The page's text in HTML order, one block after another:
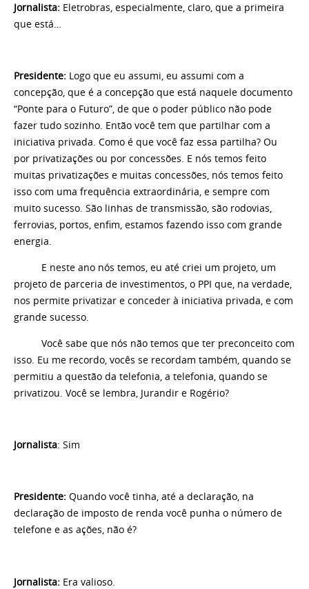
Jornalista: Eletrobras, especialmente, claro, que a primeira
que está…
Presidente: Logo que eu assumi, eu assumi com a
concepção, que é a concepção que está naquele documento
“Ponte para o Futuro”, de que o poder público não pode
fazer tudo sozinho. Então você tem que partilhar com a
iniciativa privada. Como é que você faz essa partilha? Ou
por privatizações ou por concessões. E nós temos feito
muitas privatizações e muitas concessões, nós temos feito
isso com uma frequência extraordinária, e sempre com
muito sucesso. São linhas de transmissão, são rodovias,
ferrovias, portos, enfim, estamos fazendo isso com grande
energia.
E neste ano nós temos, eu até criei um projeto, um
projeto de parceria de investimentos, o PPI que, na verdade,
nos permite privatizar e conceder à iniciativa privada, e com
grande sucesso.
Você sabe que nós não temos que ter preconceito com
isso. Eu me recordo, vocês se recordam também, quando se
permitiu a questão da telefonia, a telefonia, quando se
privatizou. Você se lembra, Jurandir e Rogério?
Jornalista: Sim
Presidente: Quando você tinha, até a declaração, na
declaração de imposto de renda você punha o número de
telefone e as ações, não é?
Jornalista: Era valioso.